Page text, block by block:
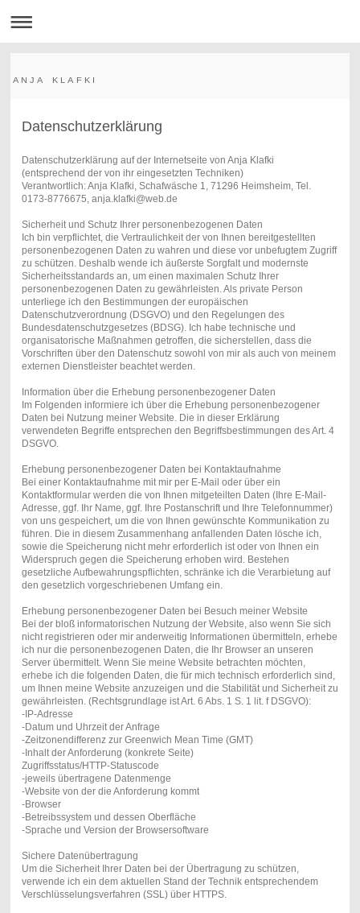
A N J A K L A F K I
Datenschutzerklärung
Datenschutzerklärung auf der Internetseite von Anja Klafki
(entsprechend der von ihr eingesetzten Techniken)
Verantwortlich: Anja Klafki, Schafwäsche 1, 71296 Heimsheim, Tel.
0173-8776675, anja.klafki@web.de
Sicherheit und Schutz Ihrer personenbezogenen Daten
Ich bin verpflichtet, die Vertraulichkeit der von Ihnen bereitgestellten
personenbezogenen Daten zu wahren und diese vor unbefugtem Zugriff
zu schützen. Deshalb wende ich äußerste Sorgfalt und modernste
Sicherheitsstandards an, um einen maximalen Schutz Ihrer
personenbezogenen Daten zu gewährleisten. Als private Person
unterliege ich den Bestimmungen der europäischen
Datenschutzverordnung (DSGVO) und den Regelungen des
Bundesdatenschutzgesetzes (BDSG). Ich habe technische und
organisatorische Maßnahmen getroffen, die sicherstellen, dass die
Vorschriften über den Datenschutz sowohl von mir als auch von meinem
externen Dienstleister beachtet werden.
Information über die Erhebung personenbezogener Daten
Im Folgenden informiere ich über die Erhebung personenbezogener
Daten bei Nutzung meiner Website. Die in dieser Erklärung
verwendeten Begriffe entsprechen den Begriffsbestimmungen des Art. 4
DSGVO.
Erhebung personenbezogener Daten bei Kontaktaufnahme
Bei einer Kontaktaufnahme mit mir per E-Mail oder über ein
Kontaktformular werden die von Ihnen mitgeteilten Daten (Ihre E-Mail-
Adresse, ggf. Ihr Name, ggf. Ihre Postanschrift und Ihre Telefonnummer)
von uns gespeichert, um die von Ihnen gewünschte Kommunikation zu
führen. Die in diesem Zusammenhang anfallenden Daten lösche ich,
sowie die Speicherung nicht mehr erforderlich ist oder von Ihnen ein
Widerspruch gegen die Speicherung erhoben wird. Bestehen
gesetzliche Aufbewahrungspflichten, schränke ich die Verarbietung auf
den gesetzlich vorgeschriebenen Umfang ein.
Erhebung personenbezogener Daten bei Besuch meiner Website
Bei der bloß informatorischen Nutzung der Website, also wenn Sie sich
nicht registrieren oder mir anderweitig Informationen übermitteln, erhebe
ich nur die personenbezogenen Daten, die Ihr Browser an unseren
Server übermittelt. Wenn Sie meine Website betrachten möchten,
erhebe ich die folgenden Daten, die für mich technisch erforderlich sind,
um Ihnen meine Website anzuzeigen und die Stabilität und Sicherheit zu
gewährleisten. (Rechtsgrundlage ist Art. 6 Abs. 1 S. 1 lit. f DSGVO):
-IP-Adresse
-Datum und Uhrzeit der Anfrage
-Zeitzonendifferenz zur Greenwich Mean Time (GMT)
-Inhalt der Anforderung (konkrete Seite)
Zugriffsstatus/HTTP-Statuscode
-jeweils übertragene Datenmenge
-Website von der die Anforderung kommt
-Browser
-Betreibssystem und dessen Oberfläche
-Sprache und Version der Browsersoftware
Sichere Datenübertragung
Um die Sicherheit Ihrer Daten bei der Übertragung zu schützen,
verwende ich ein dem aktuellen Stand der Technik entsprechendem
Verschlüsselungsverfahren (SSL) über HTTPS.